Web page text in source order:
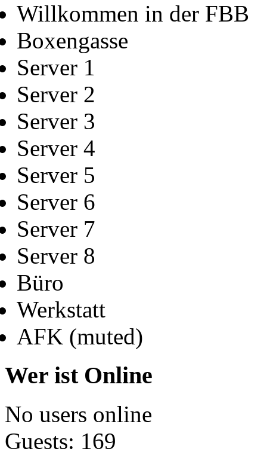
Willkommen in der FBB
Boxengasse
Server 1
Server 2
Server 3
Server 4
Server 5
Server 6
Server 7
Server 8
Büro
Werkstatt
AFK (muted)
Wer ist Online
No users online
Guests: 169